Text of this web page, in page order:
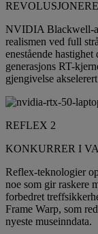
NVIDIA Blackwell-
realismen ved full
enestående
generasjons RT-
gjengivelse
REFLEX 2
KONKURRER I
Reflex-teknologier
noe som gir raskere
forbedret
Frame Warp, som
nyeste museinndata.